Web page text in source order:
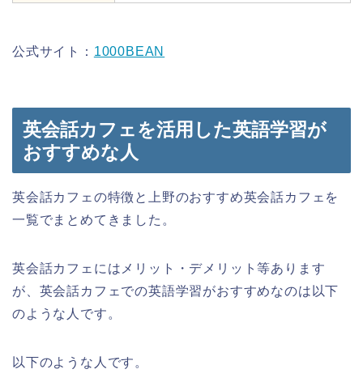
公式サイト： 1000BEAN
英会話カフェを活用した英語学習が
おすすめな人
英会話カフェの特徴と上野のおすすめ英会話カフェを
一覧でまとめてきました。
英会話カフェにはメリット・デメリット等あります
が、英会話カフェでの英語学習がおすすめなのは以下
のような人です。
以下のような人です。